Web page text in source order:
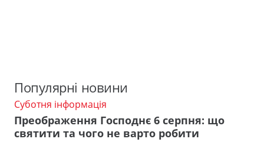
Популярні новини
Суботня інформація
Преображення Господнє 6 серпня: що
святити та чого не варто робити